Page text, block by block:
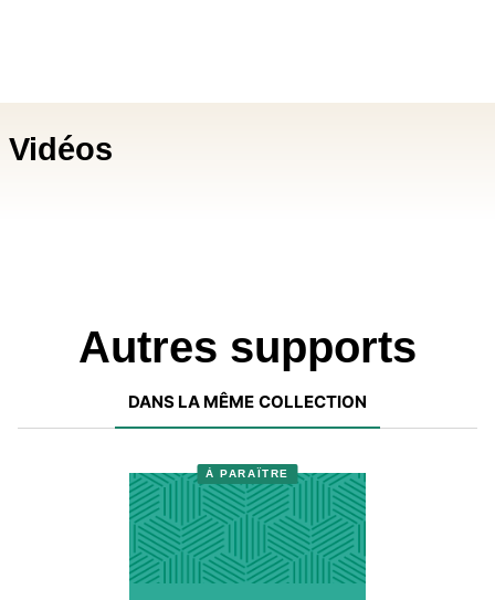
Vidéos
Autres supports
DANS LA MÊME COLLECTION
À PARAÎTRE